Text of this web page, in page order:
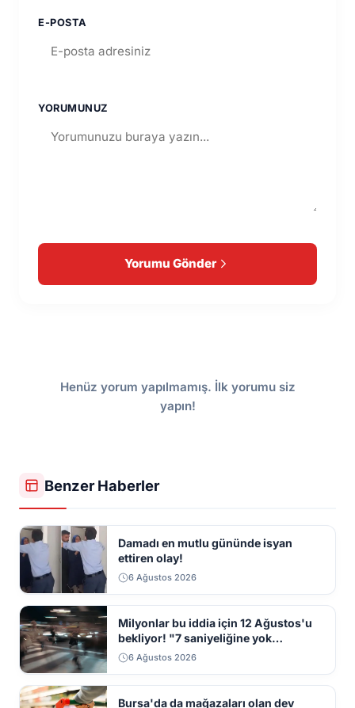
E-POSTA
YORUMUNUZ
Yorumu Gönder
Henüz yorum yapılmamış. İlk yorumu siz
yapın!
Benzer Haberler
Damadı en mutlu gününde isyan
ettiren olay!
6 Ağustos 2026
Milyonlar bu iddia için 12 Ağustos'u
bekliyor! "7 saniyeliğine yok
kaybolacak"
6 Ağustos 2026
Bursa'da da mağazaları olan dev